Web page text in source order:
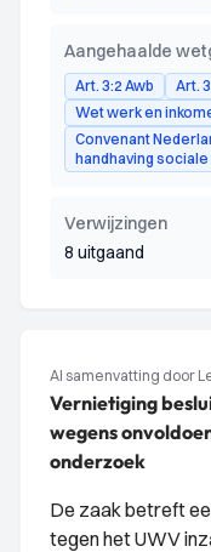
Aangehaalde
Art. 3:2 Awb
Art.
Wet werk en
Convenant
handhaving
Verwijzingen
8 uitgaand
AI samenvatting door
Vernietiging
wegens
onderzoek
De zaak betreft
tegen het UWV